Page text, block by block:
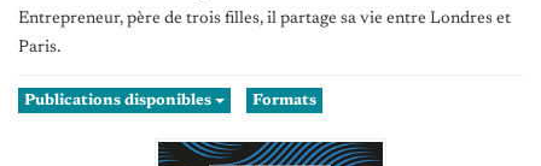
Entrepreneur, père de trois filles, il partage sa vie entre Londres et
Paris.
Publications disponibles Formats